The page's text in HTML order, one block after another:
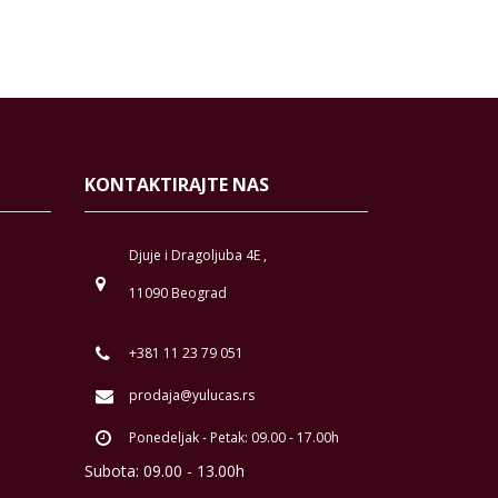
KONTAKTIRAJTE NAS
Djuje i Dragoljuba 4E ,
11090 Beograd
+381 11 23 79 051
prodaja@yulucas.rs
Ponedeljak - Petak: 09.00 - 17.00h
Subota: 09.00 - 13.00h